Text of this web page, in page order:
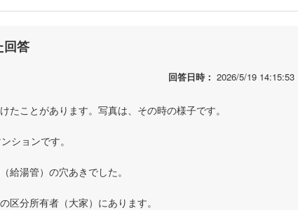
回答
回答日時： 2026/5/19 14:15:53
たことがあります。写真は、その時の様子です。
ションです。
給湯管）の穴あきでした。
区分所有者（大家）にあります。